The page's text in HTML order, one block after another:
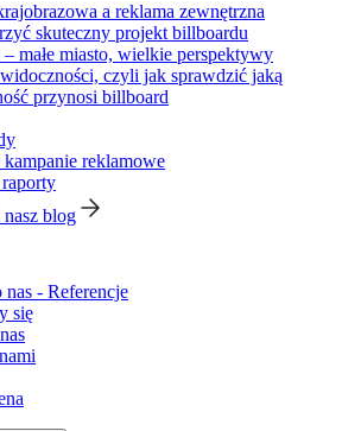
a reklama zewnętrzna
skuteczny projekt billboardu
małe miasto, wielkie perspektywy
czyli jak sprawdzić jaką
przynosi billboard
reklamowe
blog
- Referencje
się